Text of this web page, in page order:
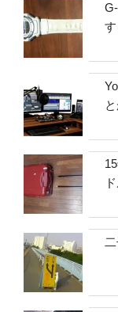
す